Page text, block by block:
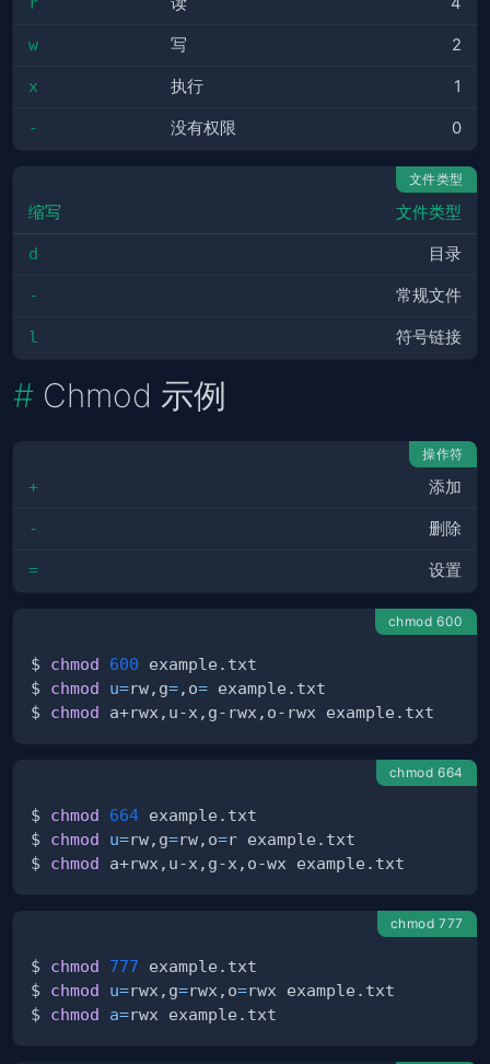
w 写 2
x 执行 1
- 没有权限 0
文件类型
缩写 文件类型
d 目录
- 常规文件
l 符号链接
Chmod 示例
操作符
+ 添加
- 删除
= 设置
chmod 600
$ chmod 600
$ chmod u=rw,g=,o=
$ chmod
chmod 664
$ chmod 664
$ chmod u=rw,g=rw,o=
$ chmod
chmod 777
$ chmod 777
$ chmod u=rwx,g=rwx,o=
$ chmod a=